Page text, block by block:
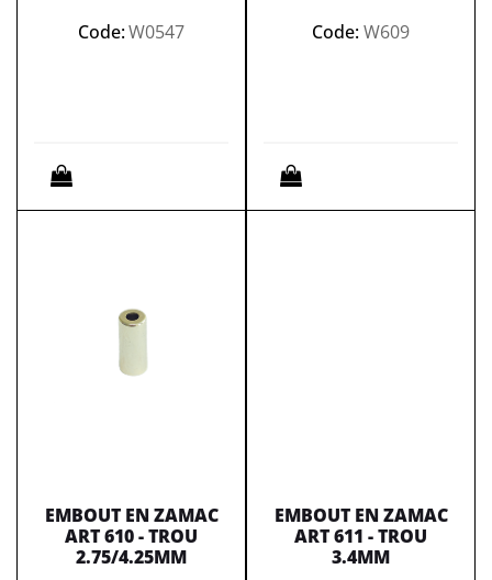
Code:W0547
Quantità
Code:W609
Quantità
EMBOUT EN ZAMAC
ART 610 - TROU
2.75/4.25MM
EMBOUT EN ZAMAC
ART 611 - TROU
3.4MM